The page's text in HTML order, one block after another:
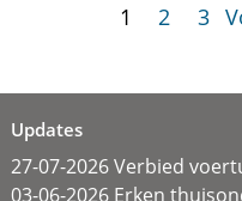
1 2 3
Updates
27-07-2026 Verbied
03-06-2026 Erken